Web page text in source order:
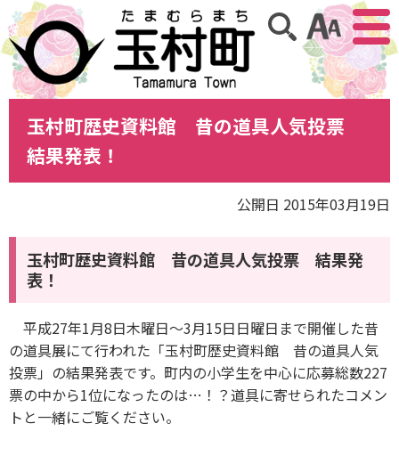
アクセ
サイト内検索
玉村町歴史資料館 昔の道具人気投票
結果発表！
公開日 2015年03月19日
玉村町歴史資料館 昔の道具人気投票 結果発
表！
平成27年1月8日木曜日～3月15日日曜日まで開催した昔
の道具展にて行われた「玉村町歴史資料館 昔の道具人気
投票」の結果発表です。町内の小学生を中心に応募総数227
票の中から1位になったのは…！？道具に寄せられたコメン
トと一緒にご覧ください。